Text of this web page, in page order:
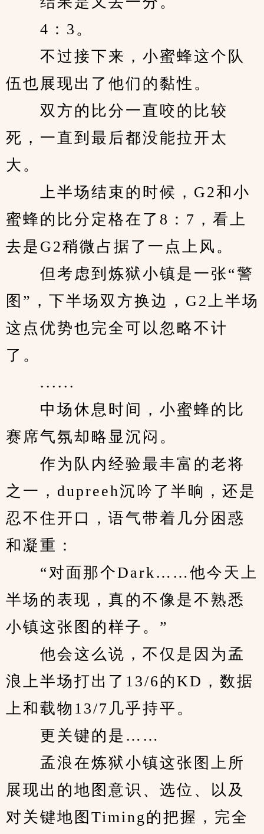
4：3。
不过接下来，小蜜蜂这个队
伍也展现出了他们的黏性。
双方的比分一直咬的比较
死，一直到最后都没能拉开太
大。
上半场结束的时候，G2和小
蜜蜂的比分定格在了8：7，看上
去是G2稍微占据了一点上风。
但考虑到炼狱小镇是一张“警
图”，下半场双方换边，G2上半场
这点优势也完全可以忽略不计
了。
......
中场休息时间，小蜜蜂的比
赛席气氛却略显沉闷。
作为队内经验最丰富的老将
之一，dupreeh沉吟了半晌，还是
忍不住开口，语气带着几分困惑
和凝重：
“对面那个Dark……他今天上
半场的表现，真的不像是不熟悉
小镇这张图的样子。”
他会这么说，不仅是因为孟
浪上半场打出了13/6的KD，数据
上和载物13/7几乎持平。
更关键的是……
孟浪在炼狱小镇这张图上所
展现出的地图意识、选位、以及
对关键地图Timing的把握，完全